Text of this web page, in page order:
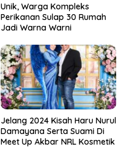
Unik, Warga Kompleks
Perikanan Sulap 30 Rumah
Jadi Warna Warni
Jelang 2024 Kisah Haru Nurul
Damayana Serta Suami Di
Meet Up Akbar NRL Kosmetik